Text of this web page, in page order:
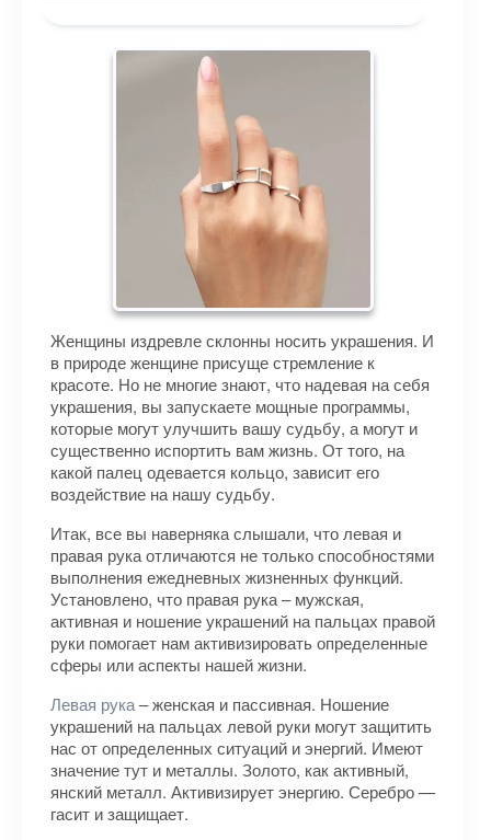
Женщины издревле склонны носить украшения. И
в природе женщине присуще стремление к
красоте. Но не многие знают, что надевая на себя
украшения, вы запускаете мощные программы,
которые могут улучшить вашу судьбу, а могут и
существенно испортить вам жизнь. От того, на
какой палец одевается кольцо, зависит его
воздействие на нашу судьбу.
Итак, все вы наверняка слышали, что левая и
правая рука отличаются не только способностями
выполнения ежедневных жизненных функций.
Установлено, что правая рука – мужская,
активная и ношение украшений на пальцах правой
руки помогает нам активизировать определенные
сферы или аспекты нашей жизни.
Левая рука– женская и пассивная. Ношение
украшений на пальцах левой руки могут защитить
нас от определенных ситуаций и энергий. Имеют
значение тут и металлы. Золото, как активный,
янский металл. Активизирует энергию. Серебро —
гасит и защищает.